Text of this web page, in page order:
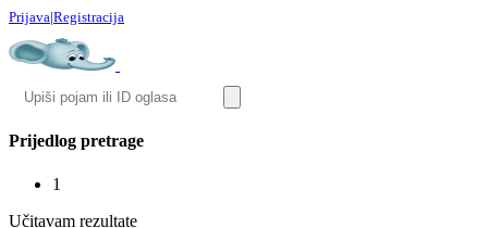
Prijava|Registracija
Prijedlog pretrage
1
Učitavam rezultate